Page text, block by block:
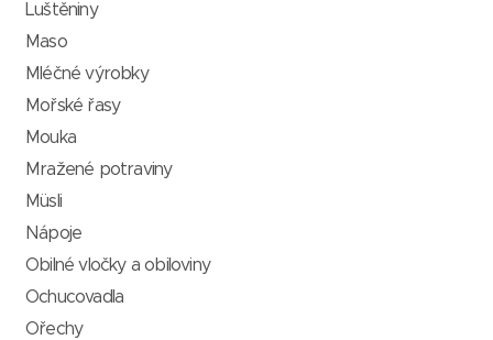
Luštěniny
Maso
Mléčné výrobky
Mořské řasy
Mouka
Mražené potraviny
Müsli
Nápoje
Obilné vločky a obiloviny
Ochucovadla
Ořechy